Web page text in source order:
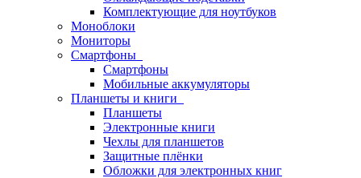
Комплектующие для ноутбуков
Моноблоки
Мониторы
Смартфоны
Смартфоны
Мобильные аккумуляторы
Планшеты и книги
Планшеты
Электронные книги
Чехлы для планшетов
Защитные плёнки
Обложки для электронных книг